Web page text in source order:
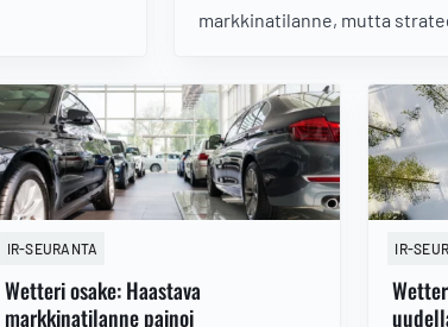
markkinatilanne, mutta
IR-SEURANTA
Wetteri osake: Haastava
markkinatilanne painoi
IR-